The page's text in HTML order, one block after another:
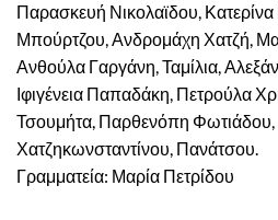
Παρασκευή Νικολαϊδου,
Μπούρτζου, Ανδρομάχη Χατζή,
Ανθούλα Γαργάνη, Ταμίλια,
Ιφιγένεια Παπαδάκη, Πετρούλα
Τσουμήτα, Παρθενόπη Φωτιάδου,
Χατζηκωνσταντίνου, Πανάτσου.
Γραμματεία: Μαρία Πετρίδου